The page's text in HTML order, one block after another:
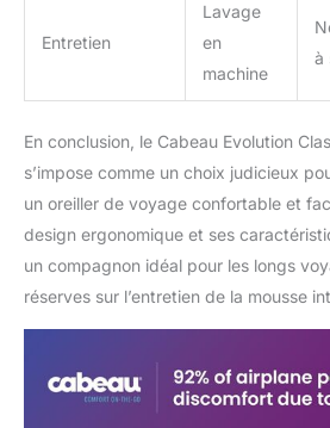
Entretien
Lavage
en
machine
à
En conclusion, le Cabeau Evolution
s’impose comme un choix judicieux
un oreiller de voyage confortable et
design ergonomique et ses
un compagnon idéal pour les longs
réserves sur l’entretien de la mousse